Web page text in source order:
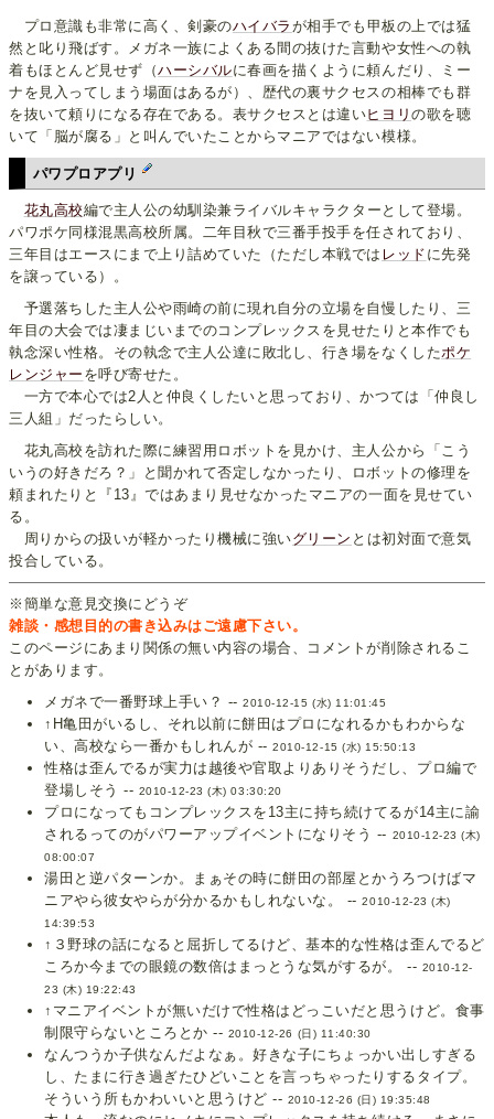
プロ意識も非常に高く、剣豪のハイバラ が相手でも甲板の上では猛
然と叱り飛ばす。メガネ一族によくある間の抜けた言動や女性への執
着もほとんど見せず（ハーシバルに春画を描くように頼んだり、ミー
ナを見入ってしまう場面はあるが）、歴代の裏サクセスの相棒でも群
を抜いて頼りになる存在である。表サクセスとは違いヒヨリの歌を聴
いて「脳が腐る」と叫んでいたことからマニアではない模様。
パワプロアプリ
花丸高校編で主人公の幼馴染兼ライバルキャラクターとして登場。
パワポケ同様混黒高校所属。二年目秋で三番手投手を任されており、
三年目はエースにまで上り詰めていた（ただし本戦では レッド に先発
を譲っている）。
予選落ちした主人公や雨崎の前に現れ自分の立場を自慢したり、三
年目の大会では凄まじいまでのコンプレックスを見せたりと本作でも
執念深い性格。その執念で主人公達に敗北し、行き場をなくしたポケ
レンジャー を呼び寄せた。
一方で本心では2人と仲良くしたいと思っており、かつては「仲良し
三人組」だったらしい。
花丸高校を訪れた際に練習用ロボットを見かけ、主人公から「こう
いうの好きだろ？」と聞かれて否定しなかったり、ロボットの修理を
頼まれたりと『13』ではあまり見せなかったマニアの一面を見せてい
る。
周りからの扱いが軽かったり機械に強いグリーン とは初対面で意気
投合している。
※簡単な意見交換にどうぞ
雑談・感想目的の書き込みはご遠慮下さい。
このページにあまり関係の無い内容の場合、コメントが削除されるこ
とがあります。
メガネで一番野球上手い？ --2010-12-15 (水) 11:01:45
↑H亀田がいるし、それ以前に餅田はプロになれるかもわからな
い、高校なら一番かもしれんが --2010-12-15 (水) 15:50:13
性格は歪んでるが実力は越後や官取よりありそうだし、プロ編で
登場しそう -- 2010-12-23 (木) 03:30:20
プロになってもコンプレックスを13主に持ち続けてるが14主に諭
されるってのがパワーアップイベントになりそう -- 2010-12-23 (木)
08:00:07
湯田と逆パターンか。まぁその時に餅田の部屋とかうろつけばマ
ニアやら彼女やらが分かるかもしれないな。 --2010-12-23 (木)
14:39:53
↑３野球の話になると屈折してるけど、基本的な性格は歪んでるど
ころか今までの眼鏡の数倍はまっとうな気がするが。 -- 2010-12-
23 (木) 19:22:43
↑マニアイベントが無いだけで性格はどっこいだと思うけど。食事
制限守らないところとか -- 2010-12-26 (日) 11:40:30
なんつうか子供なんだよなぁ。好きな子にちょっかい出しすぎる
し、たまに行き過ぎたひどいことを言っちゃったりするタイプ。
そういう所もかわいいと思うけど -- 2010-12-26 (日) 19:35:48